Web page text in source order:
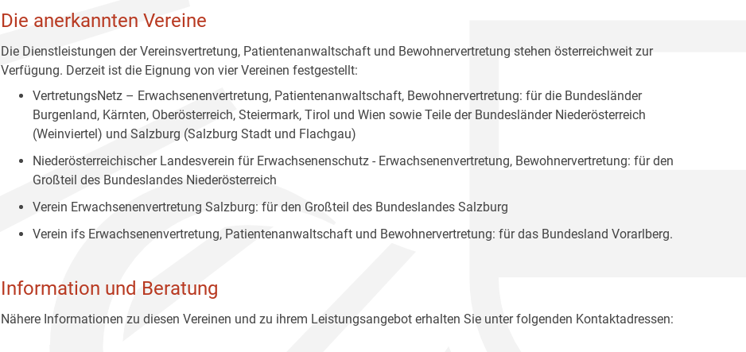
Die anerkannten Vereine
Die Dienstleistungen der Vereinsvertretung, Patientenanwaltschaft und Bewohnervertretung stehen österreichweit zur
Verfügung. Derzeit ist die Eignung von vier Vereinen festgestellt:
VertretungsNetz – Erwachsenenvertretung, Patientenanwaltschaft, Bewohnervertretung: für die Bundesländer
Burgenland, Kärnten, Oberösterreich, Steiermark, Tirol und Wien sowie Teile der Bundesländer Niederösterreich
(Weinviertel) und Salzburg (Salzburg Stadt und Flachgau)
Niederösterreichischer Landesverein für Erwachsenenschutz - Erwachsenenvertretung, Bewohnervertretung: für den
Großteil des Bundeslandes Niederösterreich
Verein Erwachsenenvertretung Salzburg: für den Großteil des Bundeslandes Salzburg
Verein ifs Erwachsenenvertretung, Patientenanwaltschaft und Bewohnervertretung: für das Bundesland Vorarlberg.
Information und Beratung
Nähere Informationen zu diesen Vereinen und zu ihrem Leistungsangebot erhalten Sie unter folgenden Kontaktadressen: